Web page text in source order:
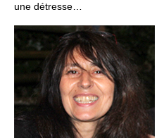
une détresse…